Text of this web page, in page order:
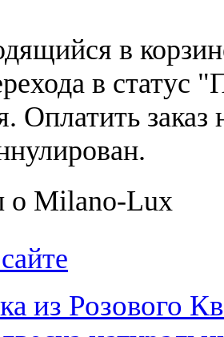
в
в статус
Оплатить заказ
Milano-Lux
из Розового